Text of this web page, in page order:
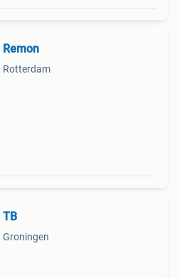
Remon
Rotterdam
TB
Groningen